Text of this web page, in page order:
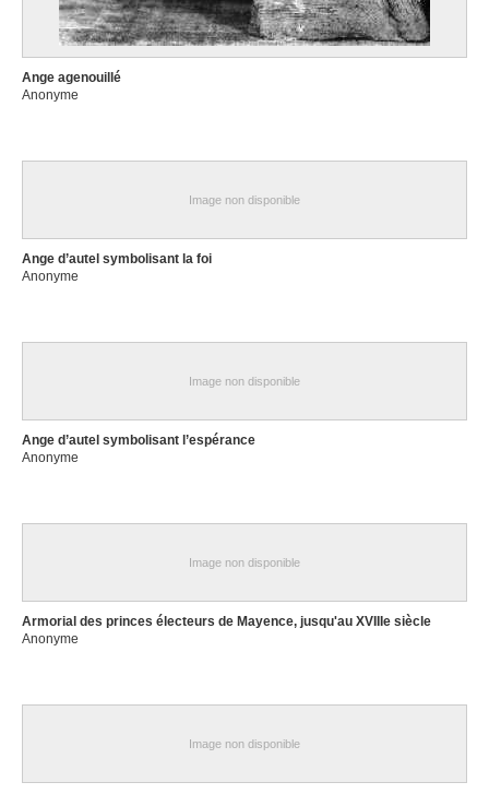
Ange agenouillé
Anonyme
Image non disponible
Ange d’autel symbolisant la foi
Anonyme
Image non disponible
Ange d’autel symbolisant l’espérance
Anonyme
Image non disponible
Armorial des princes électeurs de Mayence, jusqu'au XVIIIe siècle
Anonyme
Image non disponible